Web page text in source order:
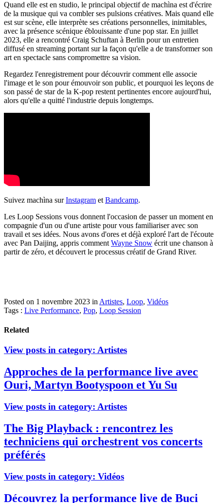
Quand elle est en studio, le principal objectif de machìna est d'écrire
de la musique qui va combler ses pulsions créatives. Mais quand elle
est sur scène, elle interprète ses créations personnelles, inimitables,
avec la présence scénique éblouissante d'une pop star. En juillet
2023, elle a rencontré Craig Schuftan à Berlin pour un entretien
diffusé en streaming portant sur la façon qu'elle a de transformer son
art en spectacle sans compromettre sa vision.
Regardez l'enregistrement pour découvrir comment elle associe
l'image et le son pour émouvoir son public, et pourquoi les leçons de
son passé de star de la K-pop restent pertinentes encore aujourd'hui,
alors qu'elle a quitté l'industrie depuis longtemps.
Suivez machìna surInstagram etBandcamp.
Les Loop Sessions vous donnent l'occasion de passer un moment en
compagnie d'un ou d'une artiste pour vous familiariser avec son
travail et ses idées. Nous avons d'ores et déjà exploré l'art de l'écoute
avec Pan Daijing, appris commentWayne Snow écrit une chanson à
partir de zéro, et découvert le processus créatif de Grand River.
Posted on 1 novembre 2023 inArtistes, Loop, Vidéos
Tags : Live Performance, Pop, Loop Session
Related
View posts in category: Artistes
Approches de la performance live avec
Ouri, Martyn Bootyspoon et Yu Su
View posts in category: Artistes
The Big Playback : rencontrez les
techniciens qui orchestrent vos concerts
préférés
View posts in category: Vidéos
Découvrez la performance live de Buci